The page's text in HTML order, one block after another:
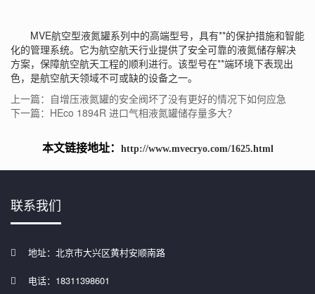
MVE航空型液氮罐系列中的高端型号，具有**的保护措施和智能
化的管理系统。它为航空航天行业提供了安全可靠的液氮储存解决
方案，保障航空航天工程的顺利进行。该型号在**端环境下表现出
色，是航空航天领域不可或缺的设备之一。
上一篇：自增压液氮罐的安全阀坏了没有更好的情况下如何应急
下一篇：HEco 1894R 进口气相液氮罐储存量多大？
本文链接地址： http://www.mvecryo.com/1625.html
联系我们
地址：北京市大兴区黄村安顺南路
电话：18311398601